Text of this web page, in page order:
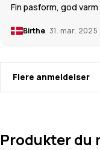
Fin pasform, god
Birthe 31. mar. 2025
Flere anmeldelser
Produkter du